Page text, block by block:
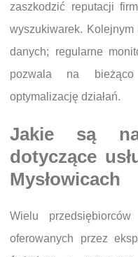
zaszkodzić reputacji
wyszukiwarek.
danych; regularne
pozwala na
optymalizację działań.
Jakie są
dotyczące
Mysłowicach
Wielu
oferowanych przez